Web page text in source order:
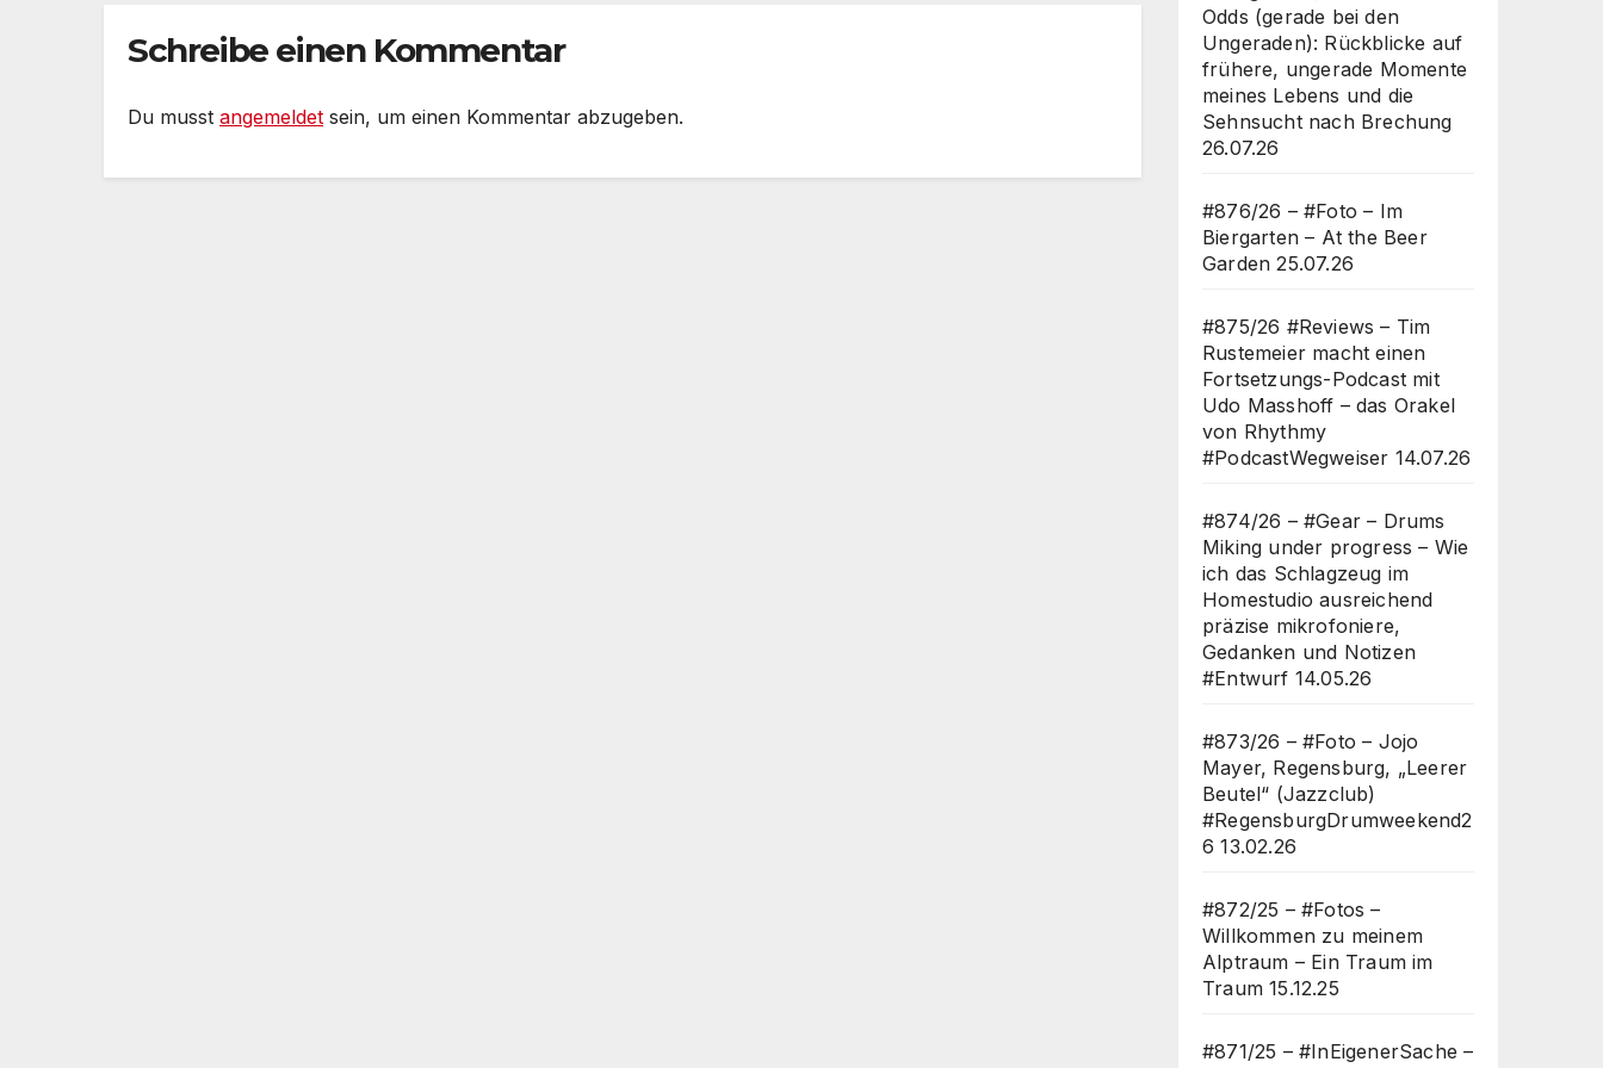
#PodcastWegwei
Schreibe einen Kommentar
Du musst angemeldet sein, um einen Kommentar abzugeben.
Odds (gerade bei den
Ungeraden): Rückblicke auf
frühere, ungerade Momente
meines Lebens und die
Sehnsucht nach Brechung
26.07.26
#876/26 – #Foto – Im
Biergarten – At the Beer
Garden 25.07.26
#875/26 #Reviews – Tim
Rustemeier macht einen
Fortsetzungs-Podcast mit
Udo Masshoff – das Orakel
von Rhythmy
#PodcastWegweiser 14.07.26
#874/26 – #Gear – Drums
Miking under progress – Wie
ich das Schlagzeug im
Homestudio ausreichend
präzise mikrofoniere,
Gedanken und Notizen
#Entwurf 14.05.26
#873/26 – #Foto – Jojo
Mayer, Regensburg, „Leerer
Beutel“ (Jazzclub)
#RegensburgDrumweekend2
6 13.02.26
#872/25 – #Fotos –
Willkommen zu meinem
Alptraum – Ein Traum im
Traum 15.12.25
#871/25 – #InEigenerSache –